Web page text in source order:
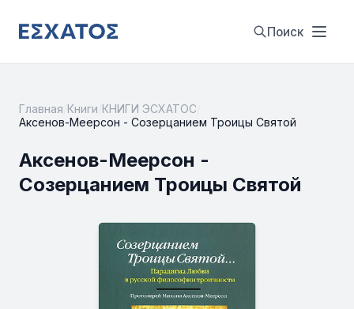
Поиск
Главная Книги КНИГИ ЭСХАТОС
Аксенов-Меерсон - Созерцанием Троицы Святой
Аксенов-Меерсон -
Созерцанием Троицы Святой